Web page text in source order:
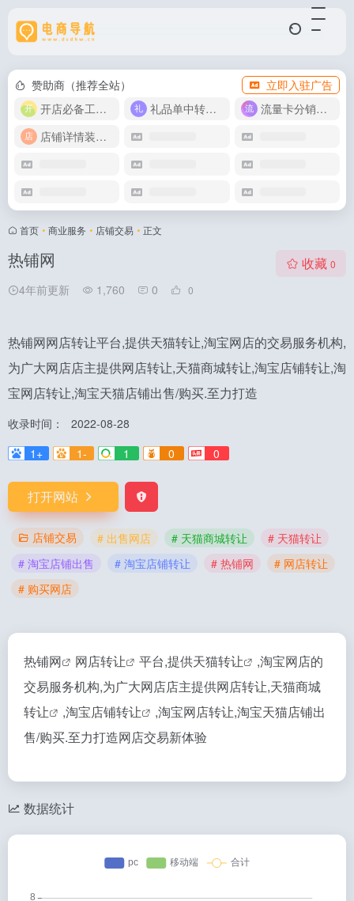
赞助商（推荐全站）
立即入驻广告
开店必备工具箱
礼品单中转同步单
流量卡分销代理
店铺详情装修模版
首页 • 商业服务 • 店铺交易 • 正文
热铺网
4年前更新 1,760 0 0
收藏 0
热铺网网店转让平台,提供天猫转让,淘宝网店的交易服务机构,
为广大网店店主提供网店转让,天猫商城转让,淘宝店铺转让,淘
宝网店转让,淘宝天猫店铺出售/购买.至力打造
收录时间：
2022-08-28
1+
1- 1 0 0
打开网站
店铺交易 # 出售网店 # 天猫商城转让
# 天猫转让
# 淘宝店铺出售
# 淘宝店铺转让 # 热铺网
# 网店转让
# 购买网店
热铺网 网店转让 平台,提供天猫转让
,淘宝网店的
交易服务机构,为广大网店店主提供网店转让,天猫商城
转让
,淘宝店铺转让
,淘宝网店转让,淘宝天猫店铺出
售/购买.至力打造网店交易新体验
数据统计